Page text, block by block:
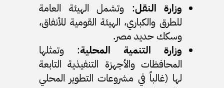
وزارة النقل: وتشمل الهيئة العامة
للطرق والكباري، الهيئة القومية للأنفاق،
وسكك حديد مصر.
وزارة التنمية المحلية: وتمثلها
المحافظات والأجهزة التنفيذية التابعة
لها (غالباً في مشروعات التطوير المحلي